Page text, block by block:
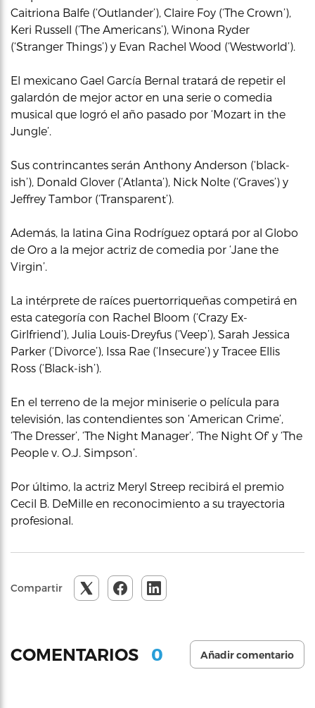
Caitriona Balfe (‘Outlander’), Claire Foy (‘The Crown’),
Keri Russell (‘The Americans’), Winona Ryder
(‘Stranger Things’) y Evan Rachel Wood (‘Westworld’).
El mexicano Gael García Bernal tratará de repetir el
galardón de mejor actor en una serie o comedia
musical que logró el año pasado por ‘Mozart in the
Jungle’.
Sus contrincantes serán Anthony Anderson (‘black-
ish’), Donald Glover (‘Atlanta’), Nick Nolte (‘Graves’) y
Jeffrey Tambor (‘Transparent’).
Además, la latina Gina Rodríguez optará por al Globo
de Oro a la mejor actriz de comedia por ‘Jane the
Virgin’.
La intérprete de raíces puertorriqueñas competirá en
esta categoría con Rachel Bloom (‘Crazy Ex-
Girlfriend’), Julia Louis-Dreyfus (‘Veep’), Sarah Jessica
Parker (‘Divorce’), Issa Rae (‘Insecure’) y Tracee Ellis
Ross (‘Black-ish’).
En el terreno de la mejor miniserie o película para
televisión, las contendientes son ‘American Crime’,
‘The Dresser’, ‘The Night Manager’, ‘The Night Of’ y ‘The
People v. O.J. Simpson’.
Por último, la actriz Meryl Streep recibirá el premio
Cecil B. DeMille en reconocimiento a su trayectoria
profesional.
Compartir
COMENTARIOS 0 Añadir comentario